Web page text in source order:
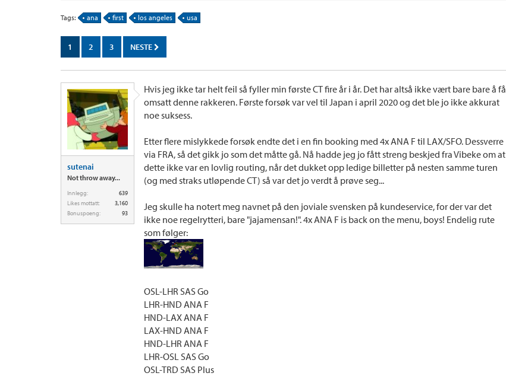
Tags: ana first los angeles usa
1 2 3 NESTE
sutenai
Not throw away...
Innlegg:
639
Likes mottatt:
3,160
Bonuspoeng:
93
Hvis jeg ikke tar helt feil så fyller min første CT fire år i år. Det har altså ikke vært bare bare å få
omsatt denne rakkeren. Første forsøk var vel til Japan i april 2020 og det ble jo ikke akkurat
noe suksess.
Etter flere mislykkede forsøk endte det i en fin booking med 4x ANA F til LAX/SFO. Dessverre
via FRA, så det gikk jo som det måtte gå. Nå hadde jeg jo fått streng beskjed fra Vibeke om at
dette ikke var en lovlig routing, når det dukket opp ledige billetter på nesten samme turen
(og med straks utløpende CT) så var det jo verdt å prøve seg...
Jeg skulle ha notert meg navnet på den joviale svensken på kundeservice, for der var det
ikke noe regelrytteri, bare "jajamensan!". 4x ANA F is back on the menu, boys! Endelig rute
som følger:
OSL-LHR SAS Go
LHR-HND ANA F
HND-LAX ANA F
LAX-HND ANA F
HND-LHR ANA F
LHR-OSL SAS Go
OSL-TRD SAS Plus